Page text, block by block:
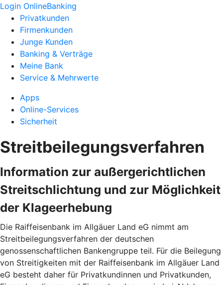
Login OnlineBanking
Privatkunden
Firmenkunden
Junge Kunden
Banking & Verträge
Meine Bank
Service & Mehrwerte
Apps
Online-Services
Sicherheit
Streitbeilegungsverfahren
Information zur außergerichtlichen
Streitschlichtung und zur Möglichkeit
der Klageerhebung
Die Raiffeisenbank im Allgäuer Land eG nimmt am
Streitbeilegungsverfahren der deutschen
genossenschaftlichen Bankengruppe teil. Für die Beilegung
von Streitigkeiten mit der Raiffeisenbank im Allgäuer Land
eG besteht daher für Privatkundinnen und Privatkunden,